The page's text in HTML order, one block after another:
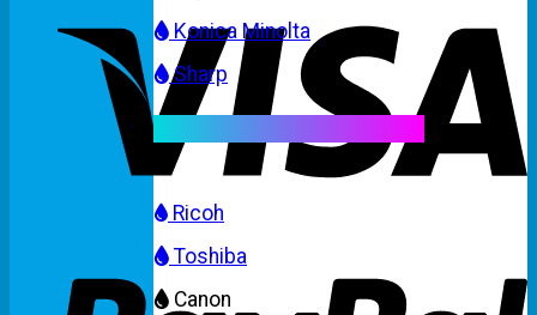
Konica Minolta
Sharp
Ricoh
Toshiba
Canon